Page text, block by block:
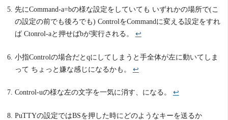
先にCommand-a=bの様な設定をしていても いずれかの場所で(こ
の設定の前でも後ろでも) ControlをCommandに変える設定をすれ
ば Ctonrol-aと押せばbが実行される。 ↩
小指Controlの場合だとqにしてしまうと手全体が左に動いてしま
って ちょっと嫌な感じになるかも。 ↩
Control-uの様な左の文字を一気に消す、になる。 ↩
PuTTYの設定ではBSを押した時にどのようなキーを送るか